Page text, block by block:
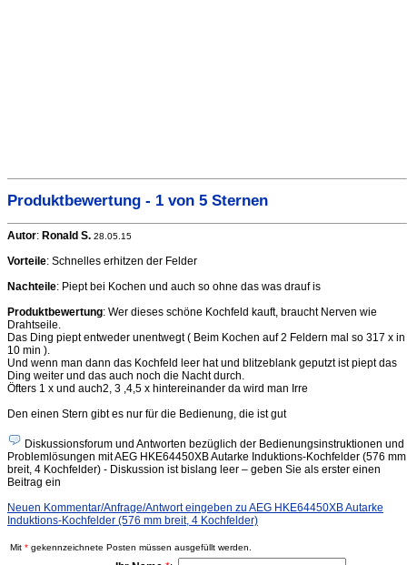
Produktbewertung - 1 von 5 Sternen
Autor: Ronald S. 28.05.15
Vorteile: Schnelles erhitzen der Felder
Nachteile: Piept bei Kochen und auch so ohne das was drauf is
Produktbewertung: Wer dieses schöne Kochfeld kauft, braucht Nerven wie
Drahtseile.
Das Ding piept entweder unentwegt ( Beim Kochen auf 2 Feldern mal so 317 x in
10 min ).
Und wenn man dann das Kochfeld leer hat und blitzeblank geputzt ist piept das
Ding weiter und das auch noch die Nacht durch.
Öfters 1 x und auch2, 3 ,4,5 x hintereinander da wird man Irre
Den einen Stern gibt es nur für die Bedienung, die ist gut
Diskussionsforum und Antworten bezüglich der Bedienungsinstruktionen und
Problemlösungen mit AEG HKE64450XB Autarke Induktions-Kochfelder (576 mm
breit, 4 Kochfelder) - Diskussion ist bislang leer – geben Sie als erster einen
Beitrag ein
Neuen Kommentar/Anfrage/Antwort eingeben zu AEG HKE64450XB Autarke
Induktions-Kochfelder (576 mm breit, 4 Kochfelder)
Mit * gekennzeichnete Posten müssen ausgefüllt werden.